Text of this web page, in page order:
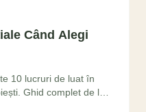
Când Alegi
10 lucruri de luat în
Ghid complet de la